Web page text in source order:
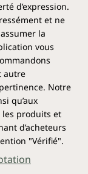
d’expression.
et ne
la
vous
autre
Notre
qu’aux
les produits et
d’acheteurs
"Vérifié".